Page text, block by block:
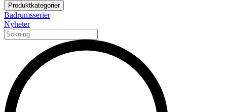
Produktkategorier
Badrumsserier
Nyheter